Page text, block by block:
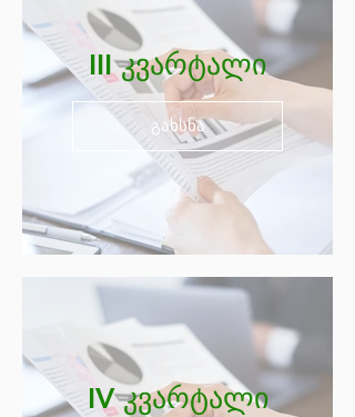
III კვარტალი
გახსნა
IV კვარტალი